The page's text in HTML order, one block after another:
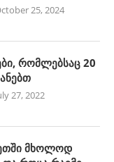
25, 2024
რომლებსაც 20
27, 2022
მხოლოდ